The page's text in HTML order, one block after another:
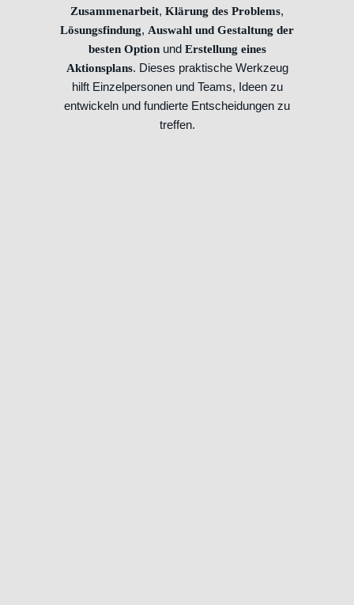
Zusammenarbeit, Klärung des Problems,
Lösungsfindung, Auswahl und Gestaltung der
besten Optionund Erstellung eines
Aktionsplans. Dieses praktische Werkzeug
hilft Einzelpersonen und Teams, Ideen zu
entwickeln und fundierte Entscheidungen zu
treffen.